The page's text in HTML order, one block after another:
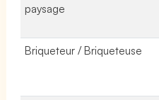
paysage
Briqueteur / Briqueteuse